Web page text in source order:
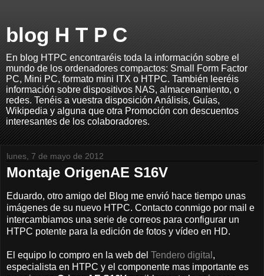
blog H T P C
En blog HTPC encontraréis toda la información sobre el
mundo de los ordenadores compactos: Small Form Factor
PC, Mini PC, formato mini ITX o HTPC. También leeréis
información sobre dispositivos NAS, almacenamiento, o
redes. Tenéis a vuestra disposición Análisis, Guías,
Wikipedia y alguna que otra Promoción con descuentos
interesantes de los colaboradores.
lunes, 7 de mayo de 2012
Montaje OrigenAE S16V
Eduardo, otro amigo del Blog me envió hace tiempo unas
imágenes de su nuevo HTPC. Contacto conmigo por mail e
intercambiamos una serie de correos para configurar un
HTPC potente para la edición de fotos y vídeo en HD.
El equipo lo compro en la web del Tendero digital ,
especialista en HTPC y el componente mas importante es